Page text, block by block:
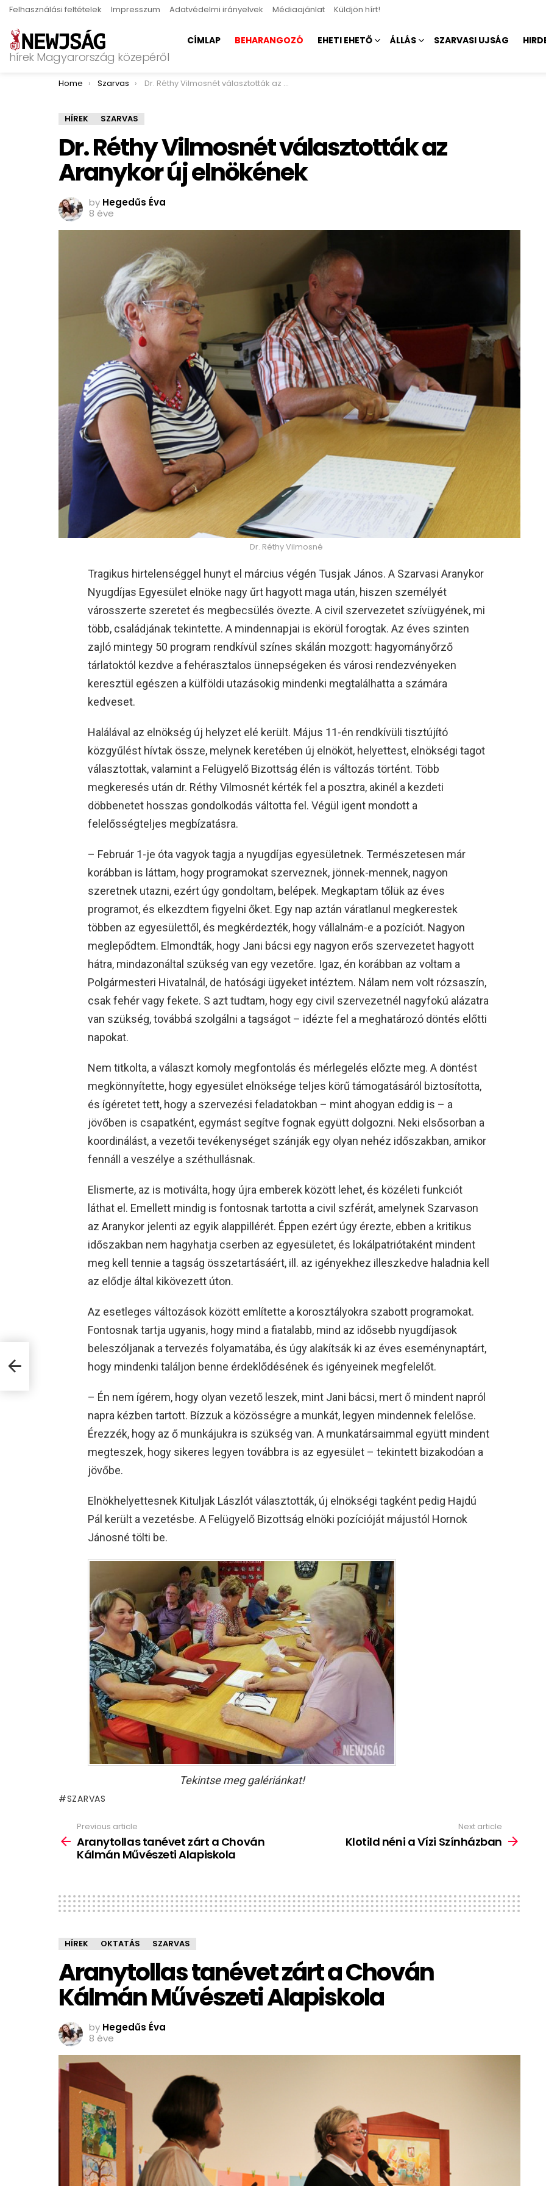
Felhasználási feltételek Impresszum Adatvédelmi irányelvek Médiaajánlat Küldjön hírt!
hírek Magyarország közepéről
CÍMLAP BEHARANGOZÓ EHETI EHETŐ ÁLLÁS SZARVASI UJSÁG
You are here:
Home Szarvas Dr. Réthy Vilmosnét választották az Aranykor új elnökének
HÍREK SZARVAS
Dr. Réthy Vilmosnét választották az
Aranykor új elnökének
by Hegedűs Éva
8 éve
Dr. Réthy Vilmosné
Tragikus hirtelenséggel hunyt el március végén Tusjak János. A Szarvasi Aranykor
Nyugdíjas Egyesület elnöke nagy űrt hagyott maga után, hiszen személyét
városszerte szeretet és megbecsülés övezte. A civil szervezetet szívügyének, mi
több, családjának tekintette. A mindennapjai is ekörül forogtak. Az éves szinten
zajló mintegy 50 program rendkívül színes skálán mozgott: hagyományőrző
tárlatoktól kezdve a fehérasztalos ünnepségeken és városi rendezvényeken
keresztül egészen a külföldi utazásokig mindenki megtalálhatta a számára
kedveset.
Halálával az elnökség új helyzet elé került. Május 11-én rendkívüli tisztújító
közgyűlést hívtak össze, melynek keretében új elnököt, helyettest, elnökségi tagot
választottak, valamint a Felügyelő Bizottság élén is változás történt. Több
megkeresés után dr. Réthy Vilmosnét kérték fel a posztra, akinél a kezdeti
döbbenetet hosszas gondolkodás váltotta fel. Végül igent mondott a
felelősségteljes megbízatásra.
– Február 1-je óta vagyok tagja a nyugdíjas egyesületnek. Természetesen már
korábban is láttam, hogy programokat szerveznek, jönnek-mennek, nagyon
szeretnek utazni, ezért úgy gondoltam, belépek. Megkaptam tőlük az éves
programot, és elkezdtem figyelni őket. Egy nap aztán váratlanul megkerestek
többen az egyesülettől, és megkérdezték, hogy vállalnám-e a pozíciót. Nagyon
meglepődtem. Elmondták, hogy Jani bácsi egy nagyon erős szervezetet hagyott
hátra, mindazonáltal szükség van egy vezetőre. Igaz, én korábban az voltam a
Polgármesteri Hivatalnál, de hatósági ügyeket intéztem. Nálam nem volt rózsaszín,
csak fehér vagy fekete. S azt tudtam, hogy egy civil szervezetnél nagyfokú alázatra
van szükség, továbbá szolgálni a tagságot – idézte fel a meghatározó döntés előtti
napokat.
Nem titkolta, a választ komoly megfontolás és mérlegelés előzte meg. A döntést
megkönnyítette, hogy egyesület elnöksége teljes körű támogatásáról biztosította,
és ígéretet tett, hogy a szervezési feladatokban – mint ahogyan eddig is – a
jövőben is csapatként, egymást segítve fognak együtt dolgozni. Neki elsősorban a
koordinálást, a vezetői tevékenységet szánják egy olyan nehéz időszakban, amikor
fennáll a veszélye a széthullásnak.
Elismerte, az is motiválta, hogy újra emberek között lehet, és közéleti funkciót
láthat el. Emellett mindig is fontosnak tartotta a civil szférát, amelynek Szarvason
az Aranykor jelenti az egyik alappillérét. Éppen ezért úgy érezte, ebben a kritikus
időszakban nem hagyhatja cserben az egyesületet, és lokálpatriótaként mindent
meg kell tennie a tagság összetartásáért, ill. az igényekhez illeszkedve haladnia kell
az elődje által kikövezett úton.
Az esetleges változások között említette a korosztályokra szabott programokat.
Fontosnak tartja ugyanis, hogy mind a fiatalabb, mind az idősebb nyugdíjasok
beleszóljanak a tervezés folyamatába, és úgy alakítsák ki az éves eseménynaptárt,
hogy mindenki találjon benne érdeklődésének és igényeinek megfelelőt.
– Én nem ígérem, hogy olyan vezető leszek, mint Jani bácsi, mert ő mindent napról
napra kézben tartott. Bízzuk a közösségre a munkát, legyen mindennek felelőse.
Érezzék, hogy az ő munkájukra is szükség van. A munkatársaimmal együtt mindent
megteszek, hogy sikeres legyen továbbra is az egyesület – tekintett bizakodóan a
jövőbe.
Elnökhelyettesnek Kituljak Lászlót választották, új elnökségi tagként pedig Hajdú
Pál került a vezetésbe. A Felügyelő Bizottság elnöki pozícióját májustól Hornok
Jánosné tölti be.
Tekintse meg galériánkat!
SZARVAS
more
Previous article
Aranytollas tanévet zárt a Chován
Kálmán Művészeti Alapiskola
Next article
Klotild néni a Vízi Színházban
HÍREK OKTATÁS SZARVAS
Aranytollas tanévet zárt a Chován
Kálmán Művészeti Alapiskola
by Hegedűs Éva
8 éve